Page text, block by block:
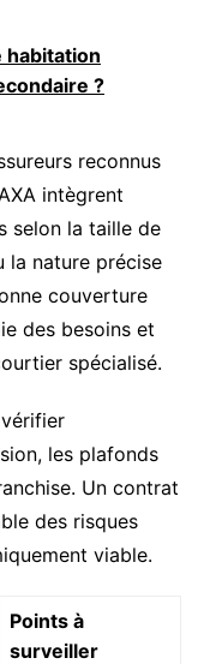
habitation
?
reconnus
intègrent
selon la taille de
la nature précise
couverture
des besoins et
spécialisé.
les plafonds
Un contrat
des risques
viable.
Points à
surveiller